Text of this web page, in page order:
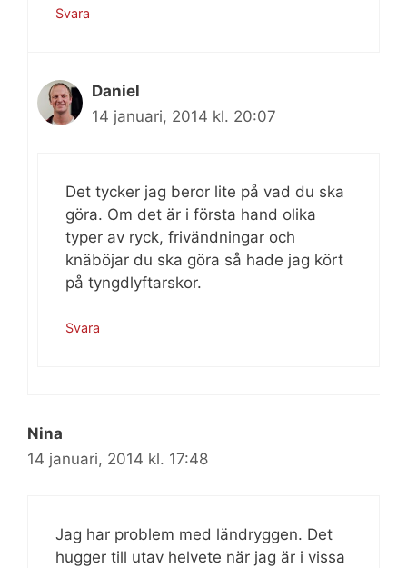
Svara
Daniel
14 januari, 2014 kl. 20:07
Det tycker jag beror lite på vad du ska
göra. Om det är i första hand olika
typer av ryck, frivändningar och
knäböjar du ska göra så hade jag kört
på tyngdlyftarskor.
Svara
Nina
14 januari, 2014 kl. 17:48
Jag har problem med ländryggen. Det
hugger till utav helvete när jag är i vissa